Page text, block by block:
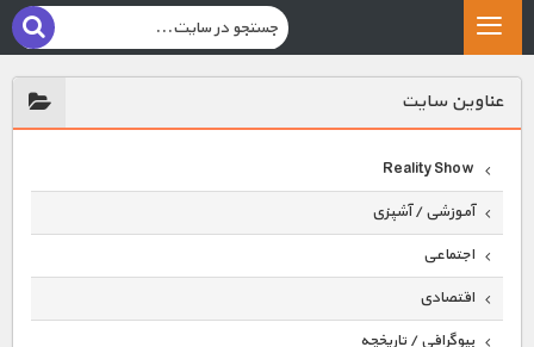
عناوين سايت
Reality Show
آموزشی / آشپزی
اجتماعی
اقتصادی
بیوگرافی / تاریخچه